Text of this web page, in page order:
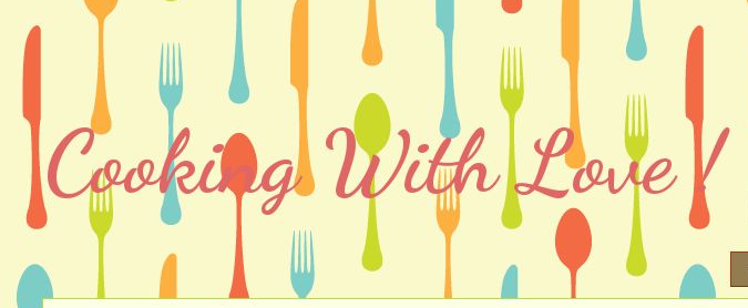
Cooking With Love !